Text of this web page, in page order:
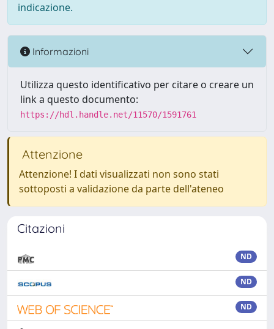
indicazione.
Informazioni
Utilizza questo identificativo per citare o creare un
link a questo documento:
https://hdl.handle.net/11570/1591761
Attenzione
Attenzione! I dati visualizzati non sono stati
sottoposti a validazione da parte dell'ateneo
Citazioni
ND
ND
ND